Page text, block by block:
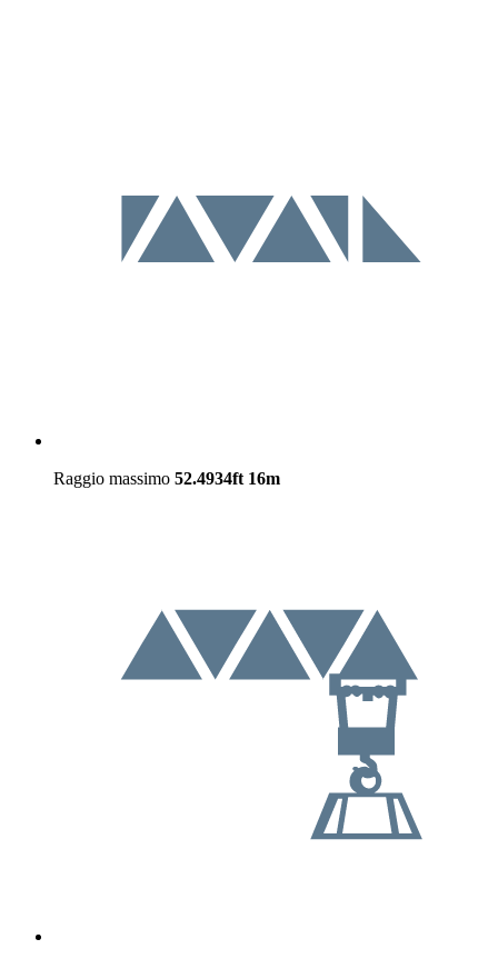
Raggio massimo 52.4934ft 16m